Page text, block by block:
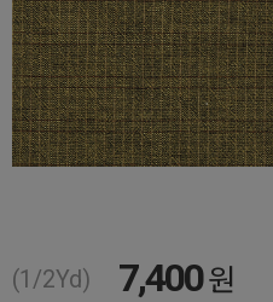
(1/2Yd) 7,400원